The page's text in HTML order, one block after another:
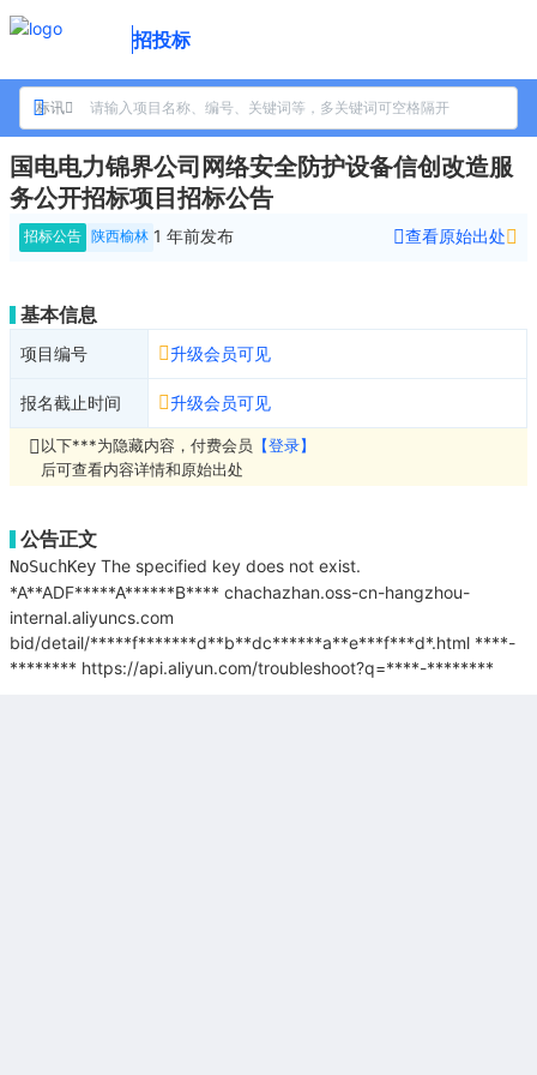
招投标
标讯
国电电力锦界公司网络安全防护设备信创改造服
务公开招标项目招标公告
招标公告 陕西榆林 1 年前发布 查看原始出处
基本信息
项目编号 升级会员可见
报名截止时间 升级会员可见
以下***为隐藏内容，付费会员 【登录】
后可查看内容详情和原始出处
公告正文
NoSuchKey The specified key does not exist.
*A**ADF*****A******B**** chachazhan.oss-cn-hangzhou-
internal.aliyuncs.com
bid/detail/*****f*******d**b**dc******a**e***f***d*.html ****-
******** https://api.aliyun.com/troubleshoot?q=****-********